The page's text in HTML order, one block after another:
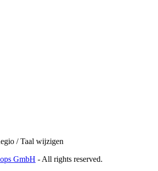
/ Taal wijzigen
GmbH - All rights reserved.